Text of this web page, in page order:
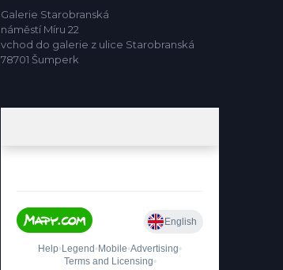
Galerie Starobranská
náměstí Míru 22
vchod do galerie z ulice Starobranská
78701 Šumperk